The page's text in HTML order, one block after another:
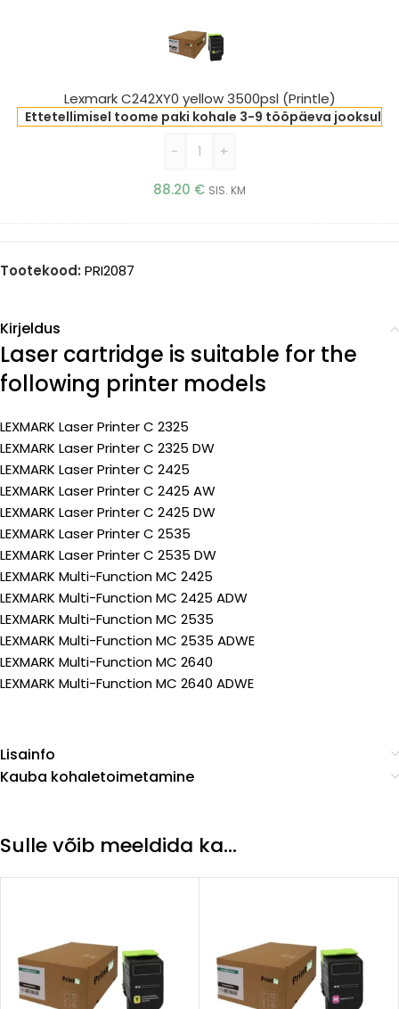
yellow
3500psl
Lexmark C242XY0 yellow 3500psl (Printle)
Ettetellimisel toome paki kohale 3-9 tööpäeva jooksul
- +
88.20 € SIS. KM
Tootekood: PRI2087
Kirjeldus
Laser cartridge is suitable for the
following printer models
LEXMARK Laser Printer C 2325
LEXMARK Laser Printer C 2325 DW
LEXMARK Laser Printer C 2425
LEXMARK Laser Printer C 2425 AW
LEXMARK Laser Printer C 2425 DW
LEXMARK Laser Printer C 2535
LEXMARK Laser Printer C 2535 DW
LEXMARK Multi-Function MC 2425
LEXMARK Multi-Function MC 2425 ADW
LEXMARK Multi-Function MC 2535
LEXMARK Multi-Function MC 2535 ADWE
LEXMARK Multi-Function MC 2640
LEXMARK Multi-Function MC 2640 ADWE
Lisainfo
Kauba kohaletoimetamine
Sulle võib meeldida ka…